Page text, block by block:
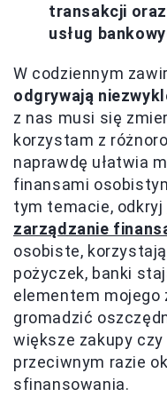
transakcji
usług
W codziennym
odgrywają
z nas musi się
korzystam z
naprawdę ułatwia
finansami
tym temacie, odkryj
zarządzanie
osobiste,
pożyczek, banki
elementem mojego
gromadzić
większe zakupy
przeciwnym razie
sfinansowania.